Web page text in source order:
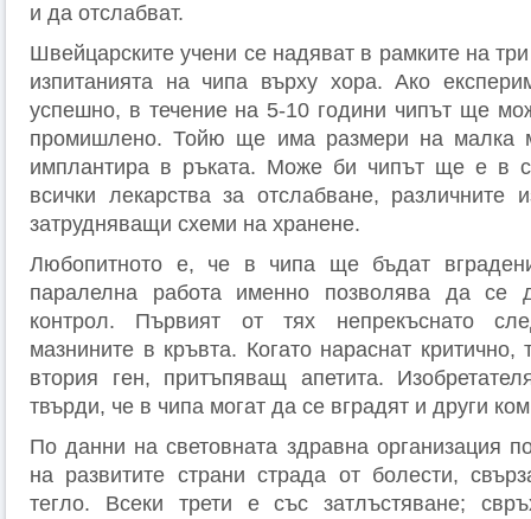
и да отслабват.
Швейцарските учени се надяват в рамките на
изпитанията на чипа върху хора. Ако
успешно, в течение на 5-10 години чипът ще
промишлено. Тойю ще има размери на малка
имплантира в ръката. Може би чипът ще е в
всички лекарства за отслабване, различните
затрудняващи схеми на хранене.
Любопитното е, че в чипа ще бъдат
паралелна работа именно позволява да се
контрол. Първият от тях непрекъснато
мазнините в кръвта. Когато нараснат критично,
втория ген, притъпяващ апетита.
твърди, че в чипа могат да се вградят и други
По данни на световната здравна организация
на развитите страни страда от болести,
тегло. Всеки трети е със затлъстяване;